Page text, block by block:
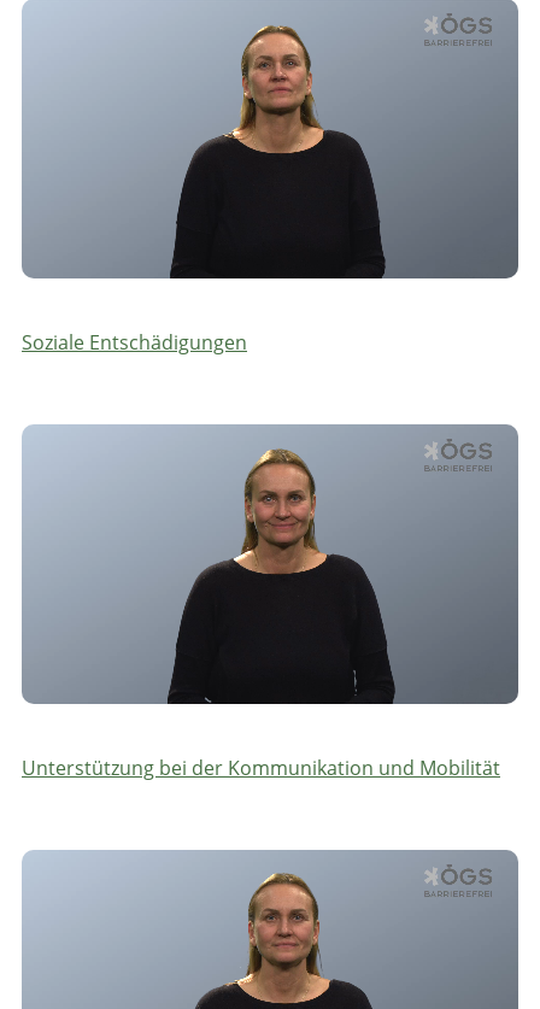
Soziale Entschädigungen
Unterstützung bei der Kommunikation und Mobilität